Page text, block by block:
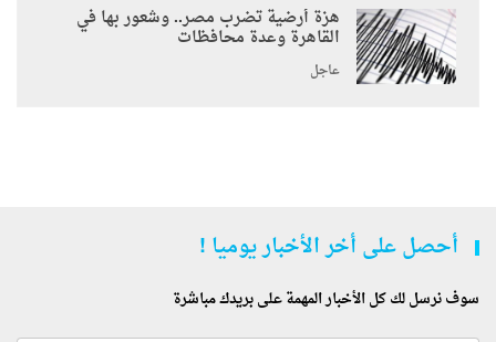
هزة أرضية تضرب مصر.. وشعور بها في
القاهرة وعدة محافظات
عاجل
أحصل على أخر الأخبار يوميا !
سوف نرسل لك كل الأخبار المهمة على بريدك مباشرة